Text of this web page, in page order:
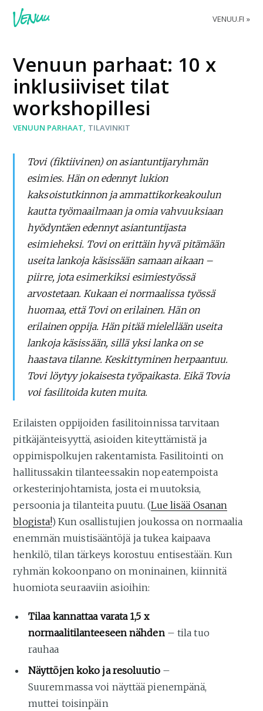
VENUU.FI
Venuun parhaat: 10 x
inklusiiviset tilat
workshopillesi
VENUUN PARHAAT TILAVINKIT
Tovi (fiktiivinen) on asiantuntijaryhmän
esimies. Hän on edennyt lukion
kaksoistutkinnon ja ammattikorkeakoulun
kautta työmaailmaan ja omia vahvuuksiaan
hyödyntäen edennyt asiantuntijasta
esimieheksi. Tovi on erittäin hyvä pitämään
useita lankoja käsissään samaan aikaan –
piirre, jota esimerkiksi esimiestyössä
arvostetaan. Kukaan ei normaalissa työssä
huomaa, että Tovi on erilainen. Hän on
erilainen oppija. Hän pitää mielellään useita
lankoja käsissään, sillä yksi lanka on se
haastava tilanne. Keskittyminen herpaantuu.
Tovi löytyy jokaisesta työpaikasta. Eikä Tovia
voi fasilitoida kuten muita.
Erilaisten oppijoiden fasilitoinnissa tarvitaan
pitkäjänteisyyttä, asioiden kiteyttämistä ja
oppimispolkujen rakentamista. Fasilitointi on
hallitussakin tilanteessakin nopeatempoista
orkesterinjohtamista, josta ei muutoksia,
persoonia ja tilanteita puutu. (Lue lisää Osanan
blogista!) Kun osallistujien joukossa on normaalia
enemmän muistisääntöjä ja tukea kaipaava
henkilö, tilan tärkeys korostuu entisestään. Kun
ryhmän kokoonpano on moninainen, kiinnitä
huomiota seuraaviin asioihin:
Tilaa kannattaa varata 1,5 x
normaalitilanteeseen nähden– tila tuo
rauhaa
Näyttöjen koko ja resoluutio–
Suuremmassa voi näyttää pienempänä,
muttei toisinpäin